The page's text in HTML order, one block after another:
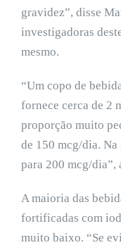
gravidez”, disse
investigadoras
mesmo.
“Um copo de
fornece cerca de 2
proporção muito
de 150 mcg/dia. Na
para 200 mcg/dia”,
A maioria das
fortificadas com
muito baixo. “Se